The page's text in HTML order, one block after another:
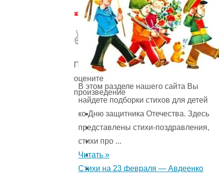
Пожалуйста,
оцените
произведение
В этом разделе нашего сайта Вы
найдете подборки стихов для детей
ко Дню защитника Отечества. Здесь
представлены стихи-поздравления,
стихи про ...
Читать »
Стихи на 23 февраля — Авдеенко